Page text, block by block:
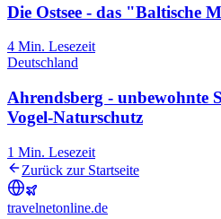
Die Ostsee - das "Baltische
4 Min. Lesezeit
Deutschland
Ahrendsberg - unbewohnte
Vogel-Naturschutz
1 Min. Lesezeit
Zurück zur Startseite
travelnetonline.de